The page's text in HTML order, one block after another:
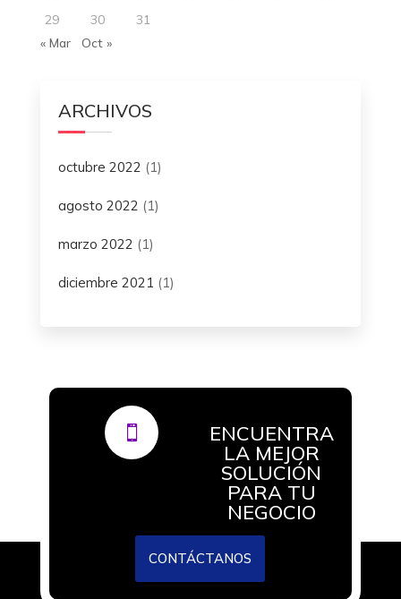
29
30
31
« Mar
Oct »
ARCHIVOS
octubre 2022 (1)
agosto 2022 (1)
marzo 2022 (1)
diciembre 2021 (1)
 ENCUENTRA
LA MEJOR
SOLUCIÓN
PARA TU
NEGOCIO
CONTÁCTANOS